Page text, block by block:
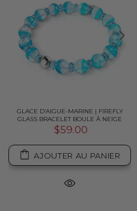
GLACE D’AIGUE-MARINE | FIREFLY
GLASS BRACELET BOULE À NEIGE
$59.00
AJOUTER AU PANIER